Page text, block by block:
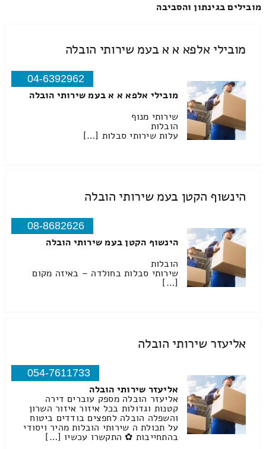
מובילים בגינתון והסביבה
מובילי אלפא א א בעמ שירותי הובלה
04-6392962
מובילי אלפא א א בעמ שירותי הובלה
שירותי מנוף
הובלות
עלות שירותי סבלות […]
הינשוף הקטן בעמ שירותי הובלה
08-8682626
הינשוף הקטן בעמ שירותי הובלה
הובלות
שירותי סבלות בחולדה – באיזה מקום
[…]
אליעזר שירותי הובלה
054-7611733
אליעזר שירותי הובלה
אליעזר הובלה מספק עוברים דירה
קטנות וגדולות בכל איזור איזור השרון
והשפלה הובלה לחפצים בודדים ביטוח
על תכולת ה שירותי הובלות מהיר ויסודי
בהתחייבות ✿ התקשרו עכשיו […]